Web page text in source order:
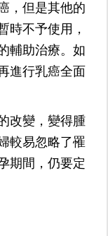
，但是其他的
時不予使用，
輔助治療。如
進行乳癌全面
改變，變得腫
較易忽略了罹
期間，仍要定